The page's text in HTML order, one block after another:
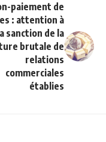
paiement de
: attention à
la sanction de la
brutale de
relations
commerciales
établies